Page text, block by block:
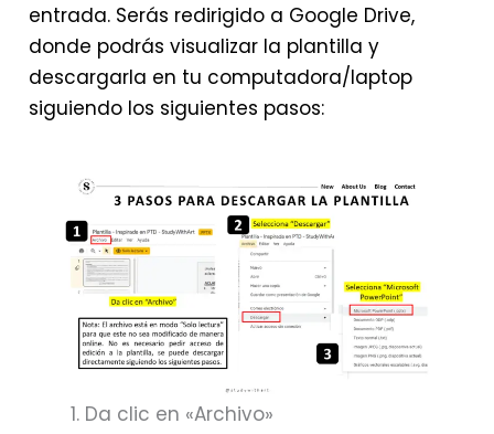
entrada. Serás redirigido a Google Drive,
donde podrás visualizar la plantilla y
descargarla en tu computadora/laptop
siguiendo los siguientes pasos:
Da clic en «Archivo»